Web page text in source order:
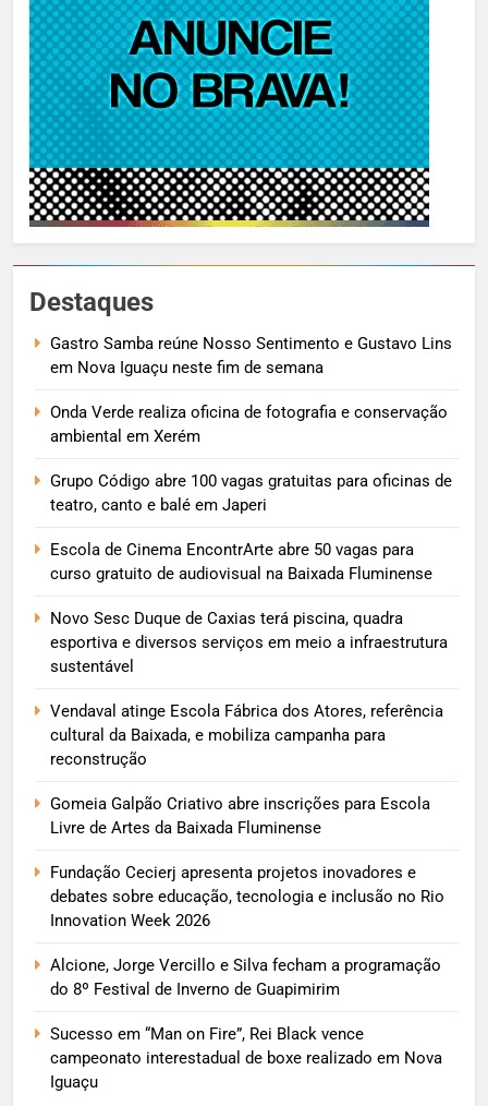
Destaques
Gastro Samba reúne Nosso Sentimento e Gustavo Lins
em Nova Iguaçu neste fim de semana
Onda Verde realiza oficina de fotografia e conservação
ambiental em Xerém
Grupo Código abre 100 vagas gratuitas para oficinas de
teatro, canto e balé em Japeri
Escola de Cinema EncontrArte abre 50 vagas para
curso gratuito de audiovisual na Baixada Fluminense
Novo Sesc Duque de Caxias terá piscina, quadra
esportiva e diversos serviços em meio a infraestrutura
sustentável
Vendaval atinge Escola Fábrica dos Atores, referência
cultural da Baixada, e mobiliza campanha para
reconstrução
Gomeia Galpão Criativo abre inscrições para Escola
Livre de Artes da Baixada Fluminense
Fundação Cecierj apresenta projetos inovadores e
debates sobre educação, tecnologia e inclusão no Rio
Innovation Week 2026
Alcione, Jorge Vercillo e Silva fecham a programação
do 8º Festival de Inverno de Guapimirim
Sucesso em “Man on Fire”, Rei Black vence
campeonato interestadual de boxe realizado em Nova
Iguaçu